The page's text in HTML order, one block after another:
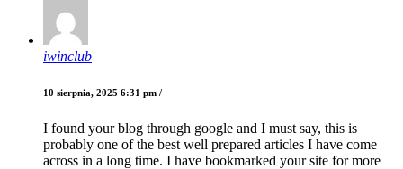
iwinclub
10 sierpnia, 2025 6:31 pm /
I found your blog through google and I must say, this is
probably one of the best well prepared articles I have come
across in a long time. I have bookmarked your site for more